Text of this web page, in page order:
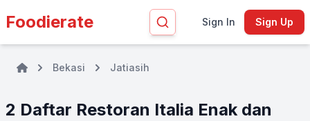
Foodierate Sign In Sign Up
Bekasi Jatiasih
2 Daftar Restoran Italia Enak dan